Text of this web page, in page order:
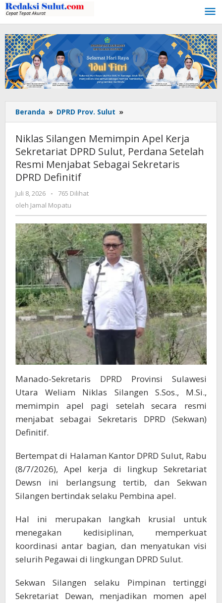
Lewati
ke
konten
Beranda » DPRD Prov. Sulut »
Silangen
Memimpin
Apel
Kerja
Sekretariat
Resmi
Menjabat
Sebagai
Sekretaris
DPRD
Definitif
Niklas Silangen Memimpin Apel Kerja
Sekretariat DPRD Sulut, Perdana Setelah
Resmi Menjabat Sebagai Sekretaris
DPRD Definitif
Juli 8, 2026
oleh
Jamal
Mopatu
-
765 Dilihat
oleh Jamal Mopatu
Manado-Sekretaris DPRD Provinsi Sulawesi
Utara Weliam Niklas Silangen S.Sos., M.Si.,
memimpin apel pagi setelah secara resmi
menjabat sebagai Sekretaris DPRD (Sekwan)
Definitif.
Bertempat di Halaman Kantor DPRD Sulut, Rabu
(8/7/2026), Apel kerja di lingkup Sekretariat
Dewsn ini berlangsung tertib, dan Sekwan
Silangen bertindak selaku Pembina apel.
Hal ini merupakan langkah krusial untuk
menegakan kedisiplinan, memperkuat
koordinasi antar bagian, dan menyatukan visi
selurih Pegawai di lingkungan DPRD Sulut.
Sekwan Silangen selaku Pimpinan tertinggi
Sekretariat Dewan, menjadikan momen apel